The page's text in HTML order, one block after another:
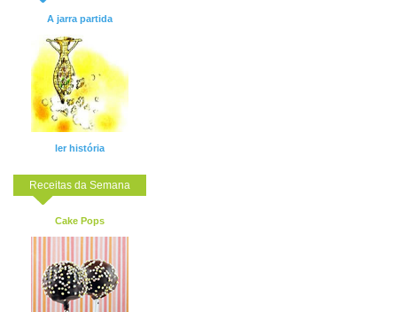
A jarra partida
ler história
Receitas da Semana
Cake Pops